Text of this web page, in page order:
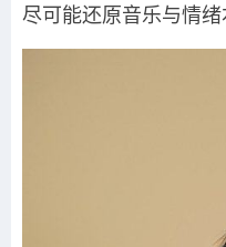
尽可能还原音乐与情绪